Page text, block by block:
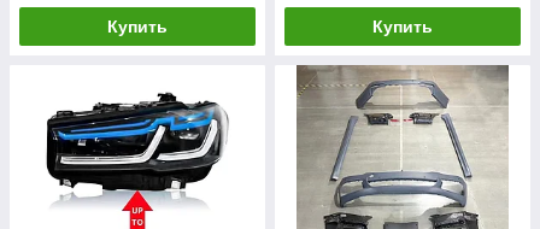
Купить Купить